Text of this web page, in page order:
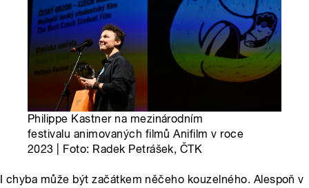
Philippe Kastner na mezinárodním
festivalu animovaných filmů Anifilm v roce
2023 | Foto: Radek Petrášek, ČTK
I chyba může být začátkem něčeho kouzelného. Alespoň v